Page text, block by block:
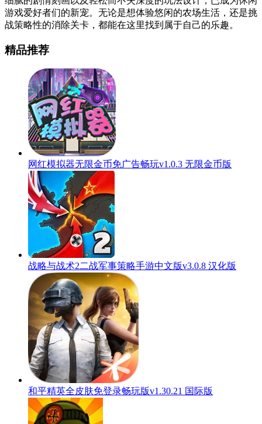
游戏爱好者们的新宠。无论是想体验悠闲的农场生活，还是挑
战策略性的消除关卡，都能在这里找到属于自己的乐趣。
精品推荐
网红模拟器无限金币免广告畅玩v1.0.3 无限金币版
战略与战术2二战军事策略手游中文版v3.0.8 汉化版
和平精英全皮肤免登录畅玩版v1.30.21 国际版